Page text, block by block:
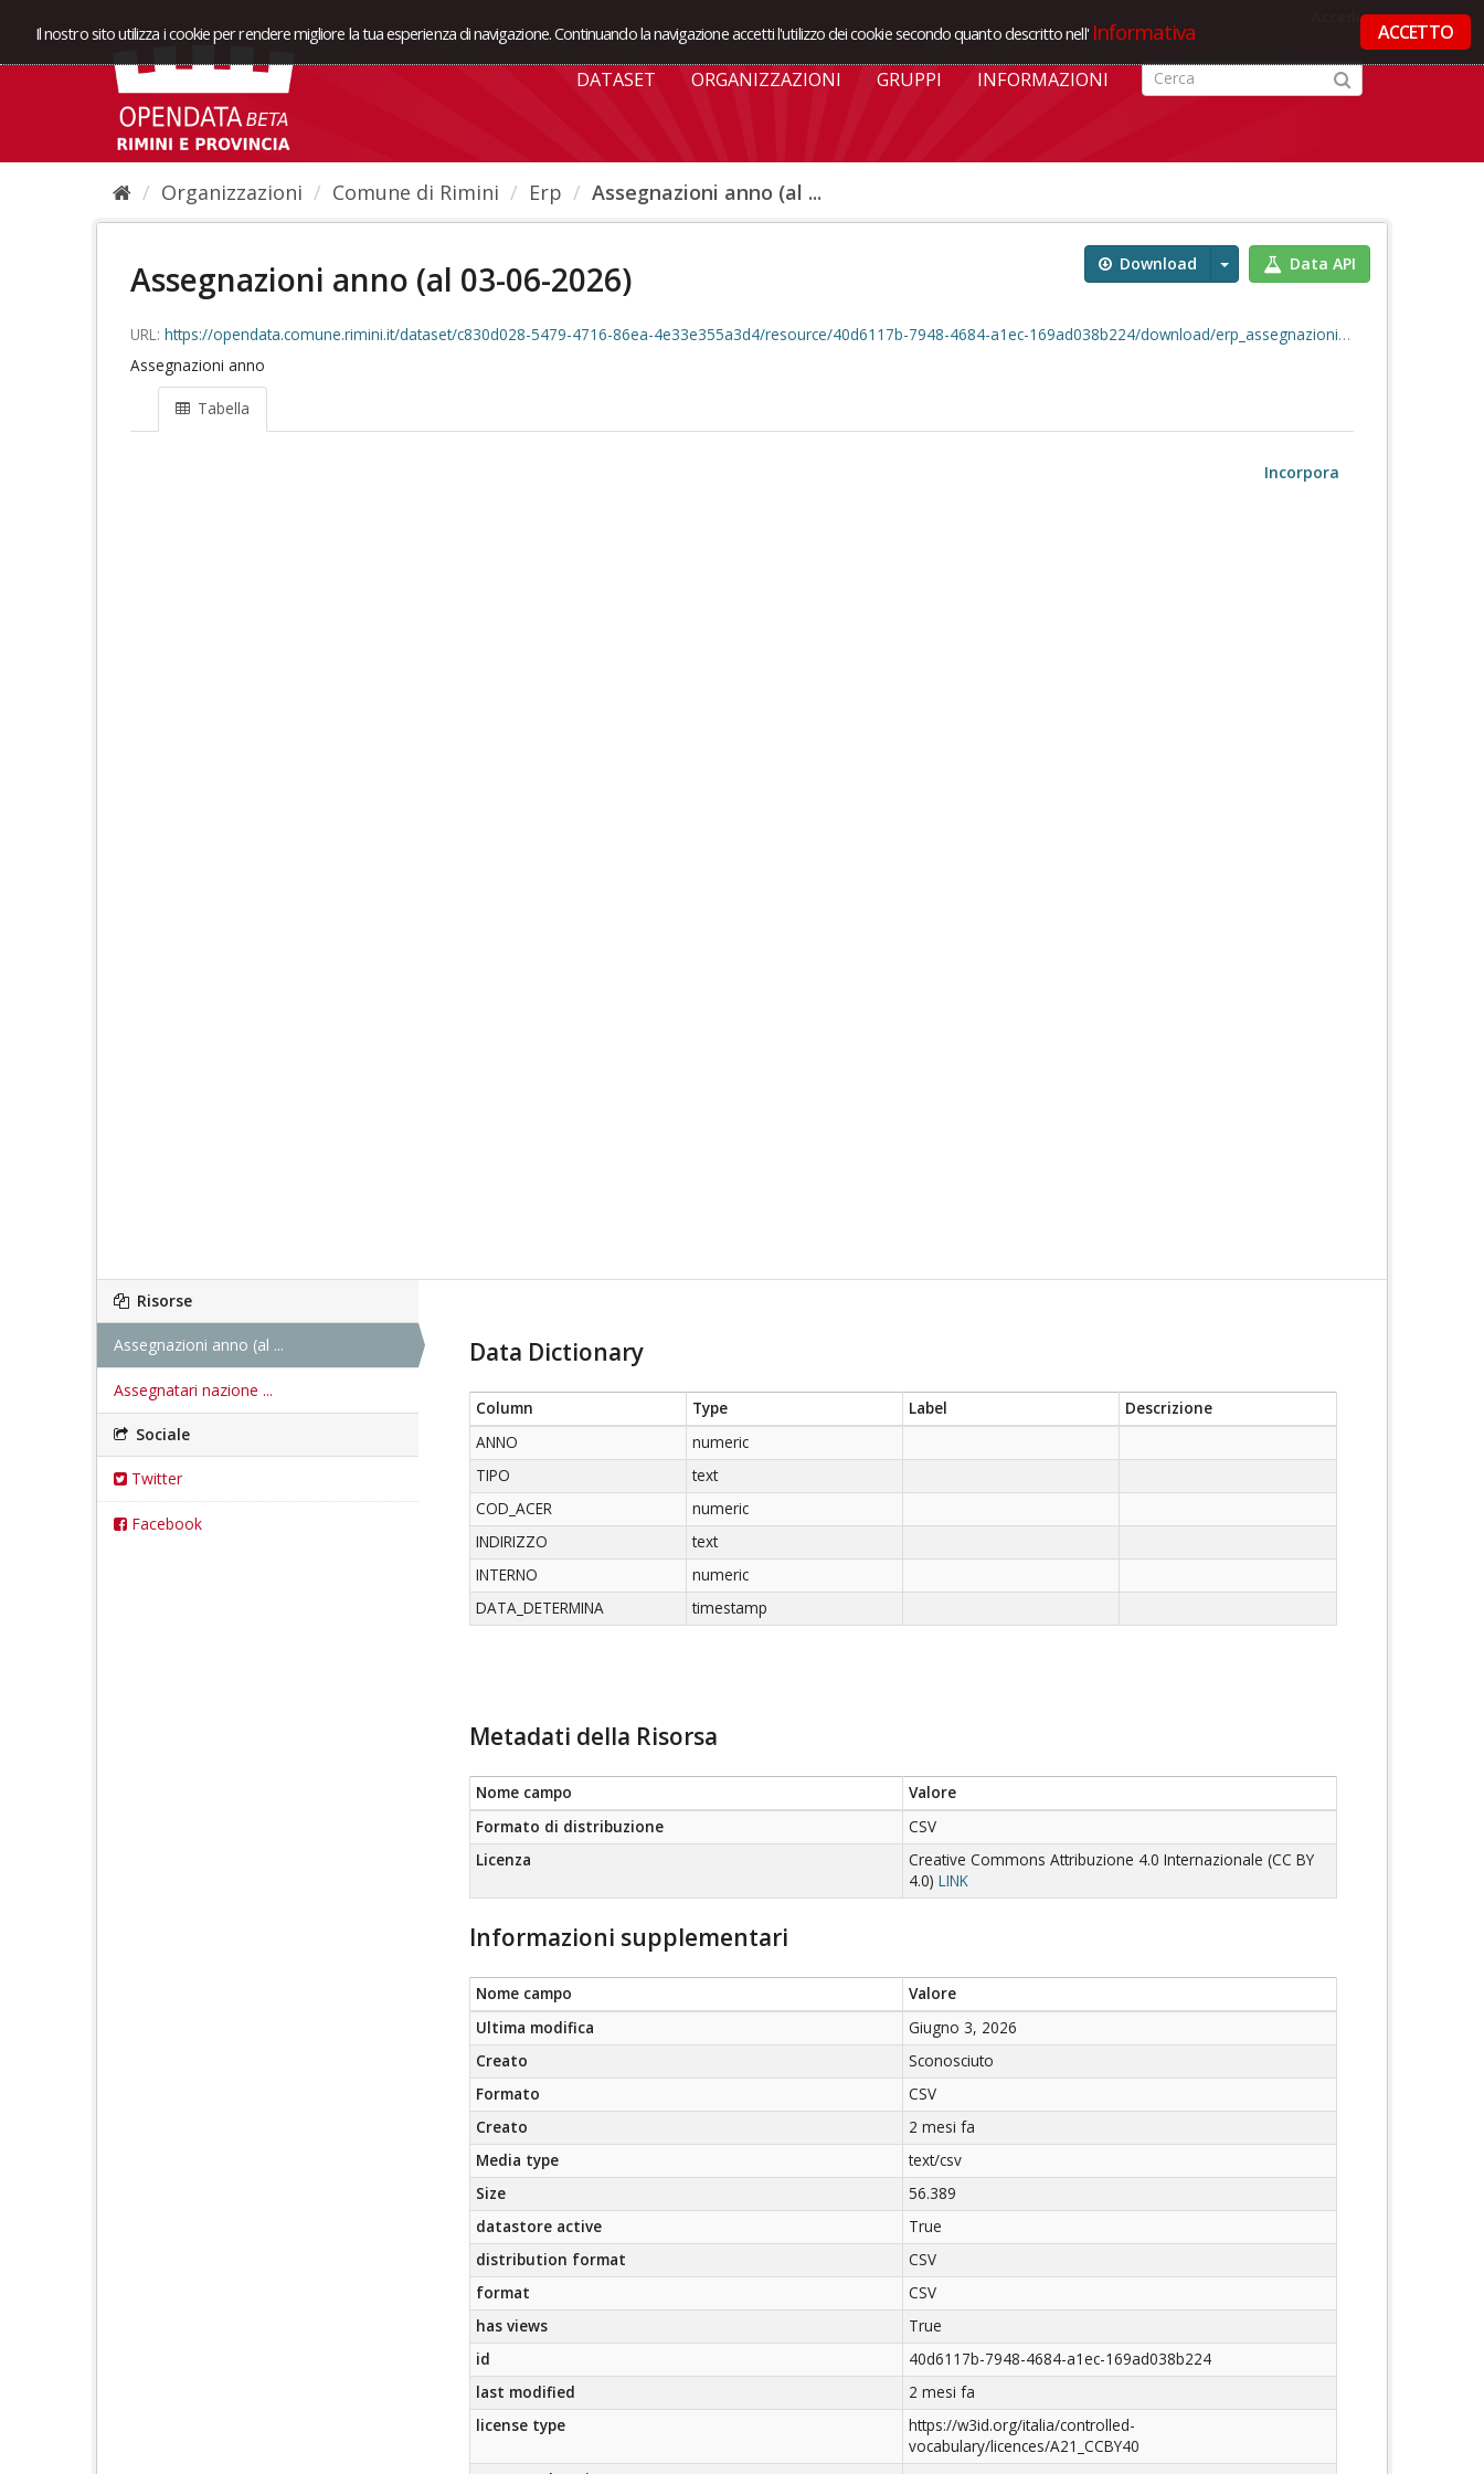
Il nostro sito utilizza i cookie per rendere migliore la tua esperienza di navigazione. Continuando la navigazione accetti l'utilizzo dei cookie secondo quanto descritto nell' Informativa ACCETTO
DATASET ORGANIZZAZIONI GRUPPI INFORMAZIONI
Organizzazioni Comune di Rimini Erp Assegnazioni anno (al ...
Download Data API
Assegnazioni anno (al 03-06-2026)
URL: https://opendata.comune.rimini.it/dataset/c830d028-5479-4716-86ea-4e33e355a3d4/resource/40d6117b-7948-4684-a1ec-169ad038b224/download/erp_assegnazioni_anno.csv
Assegnazioni anno
Tabella
Incorpora
Risorse
Assegnazioni anno (al ...
Assegnatari nazione ...
Sociale
Twitter
Facebook
Data Dictionary
Column Type Label
Descrizione
ANNO
numeric
TIPO
text
COD_ACER
numeric
INDIRIZZO
text
INTERNO
numeric
DATA_DETERMINA
timestamp
Metadati della Risorsa
Nome campo
Valore
Formato di distribuzione
CSV
Licenza
Creative Commons Attribuzione 4.0 Internazionale (CC BY
4.0) LINK
Informazioni supplementari
Nome campo
Valore
Ultima modifica
Giugno 3, 2026
Creato
Sconosciuto
Formato
CSV
Creato
2 mesi fa
Media type
text/csv
Size
56.389
datastore active
True
distribution format
CSV
format
CSV
has views
True
id
40d6117b-7948-4684-a1ec-169ad038b224
last modified
2 mesi fa
license type
https://w3id.org/italia/controlled-
vocabulary/licences/A21_CCBY40